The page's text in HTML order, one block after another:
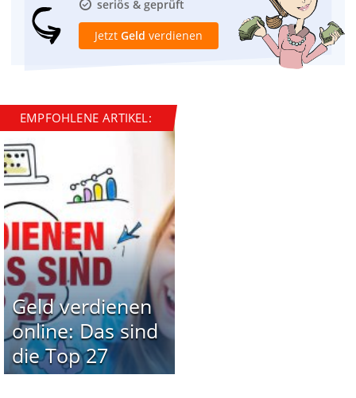
seriös & geprüft
Jetzt Geld verdienen
EMPFOHLENE ARTIKEL:
Geld verdienen
online: Das sind
die Top 27